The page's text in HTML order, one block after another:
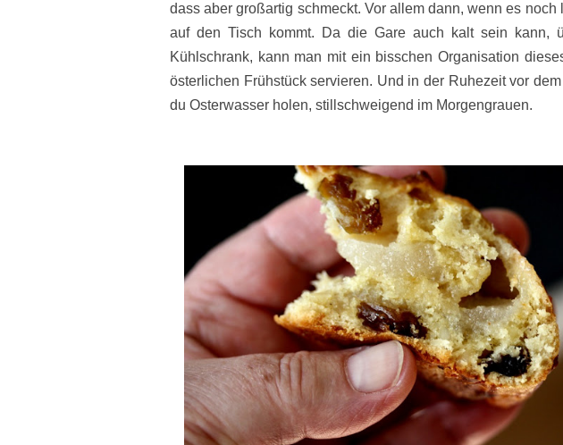
dass aber großartig schmeckt. Vor allem dann, wenn es noch
auf den Tisch kommt. Da die Gare auch kalt sein kann,
Kühlschrank, kann man mit ein bisschen Organisation
österlichen Frühstück servieren. Und in der Ruhezeit vor
du Osterwasser holen, stillschweigend im Morgengrauen.